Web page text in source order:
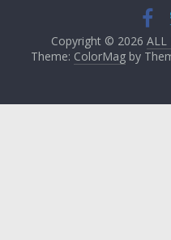
Copyright © 2026 ALL
Theme: ColorMagby